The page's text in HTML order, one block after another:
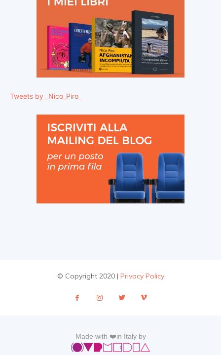
Tweets by _Nico_Piro_
© Copyright 2020 | Privacy Policy
Made with ❤️in Italy by